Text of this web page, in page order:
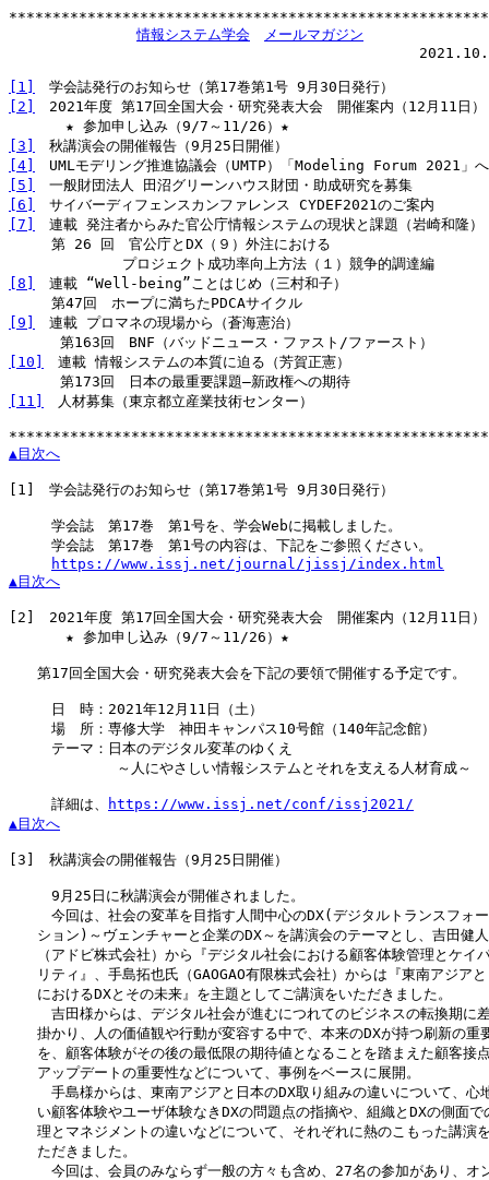
情報システム学会
メールマガジン
[1]
[2]
2021年度 第17回全国大会・研究発表大会　開催案内（12月11日）
[3]
[4]
[5]
[6]
[7]
連載 発注者からみた官公庁情報システムの現状と課題（岩崎和隆）
第 26 回　官公庁とDX（９）外注における
[8]
連載 “Well-being”ことはじめ（三村和子）
[9]
連載 プロマネの現場から（蒼海憲治）
[10]
連載 情報システムの本質に迫る（芳賀正憲）
[11]
人材募集（東京都立産業技術センター）
▲目次へ
[1] 学会誌発行のお知らせ（第17巻第1号 9月30日発行）
学会誌　第17巻　第1号を、学会Webに掲載しました。
学会誌　第17巻　第1号の内容は、下記をご参照ください。
https://www.issj.net/journal/jissj/index.html
▲目次へ
[2]
2021年度 第17回全国大会・研究発表大会　開催案内（12月11日）
★ 参加申し込み（9/7～11/26）★
第17回全国大会・研究発表大会を下記の要領で開催する予定です。
日　時：2021年12月11日（土）
場　所：専修大学　神田キャンパス10号館（140年記念館）
テーマ：日本のデジタル変革のゆくえ
～人にやさしい情報システムとそれを支える人材育成～
詳細は、
https://www.issj.net/conf/issj2021/
▲目次へ
[3] 秋講演会の開催報告（9月25日開催）
9月25日に秋講演会が開催されました。
今回は、社会の変革を目指す人間中心のDX(デジタルトランスフォ
ション)～ヴェンチャーと企業のDX～を講演会のテーマとし、吉田健
（アドビ株式会社）から『デジタル社会における顧客体験管理とケイ
リティ』、手島拓也氏（GAOGAO有限株式会社）からは『東南アジア
におけるDXとその未来』を主題としてご講演をいただきました。
吉田様からは、デジタル社会が進むにつれてのビジネスの転換期に
掛かり、人の価値観や行動が変容する中で、本来のDXが持つ刷新の重
を、顧客体験がその後の最低限の期待値となることを踏まえた顧客接
アップデートの重要性などについて、事例をベースに展開。
手島様からは、東南アジアと日本のDX取り組みの違いについて、心
い顧客体験やユーザ体験なきDXの問題点の指摘や、組織とDXの側面で
理とマネジメントの違いなどについて、それぞれに熱のこもった講演
ただきました。
今回は、会員のみならず一般の方々も含め、27名の参加があり、オ